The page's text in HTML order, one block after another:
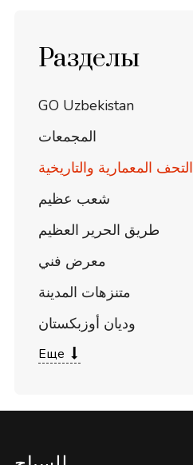
Разделы
GO Uzbekistan
المجمعات
التحف المعمارية والتاريخية
شعب عظيم
طريق الحرير العظيم
معرض فني
متنزهات المدينة
وديان أوزبكستان
Еще